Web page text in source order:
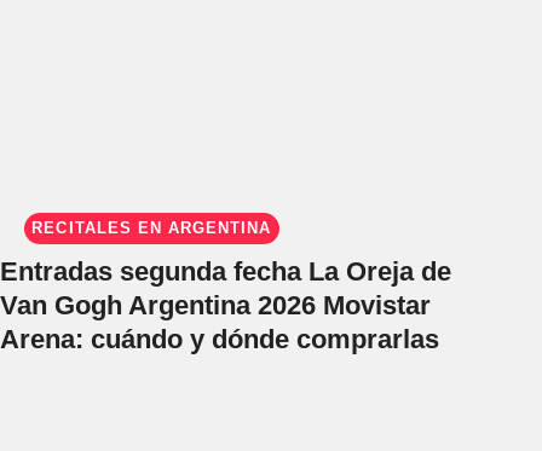
RECITALES EN ARGENTINA
Entradas segunda fecha La Oreja de
Van Gogh Argentina 2026 Movistar
Arena: cuándo y dónde comprarlas